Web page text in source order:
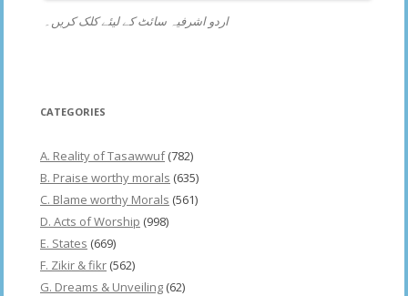
اردو اشرفیہ سائٹ کے لیئے کلک کریں۔
CATEGORIES
A. Reality of Tasawwuf(782)
B. Praise worthy morals (635)
C. Blame worthy Morals (561)
D. Acts of Worship (998)
E. States (669)
F. Zikir & fikr (562)
G. Dreams & Unveiling (62)